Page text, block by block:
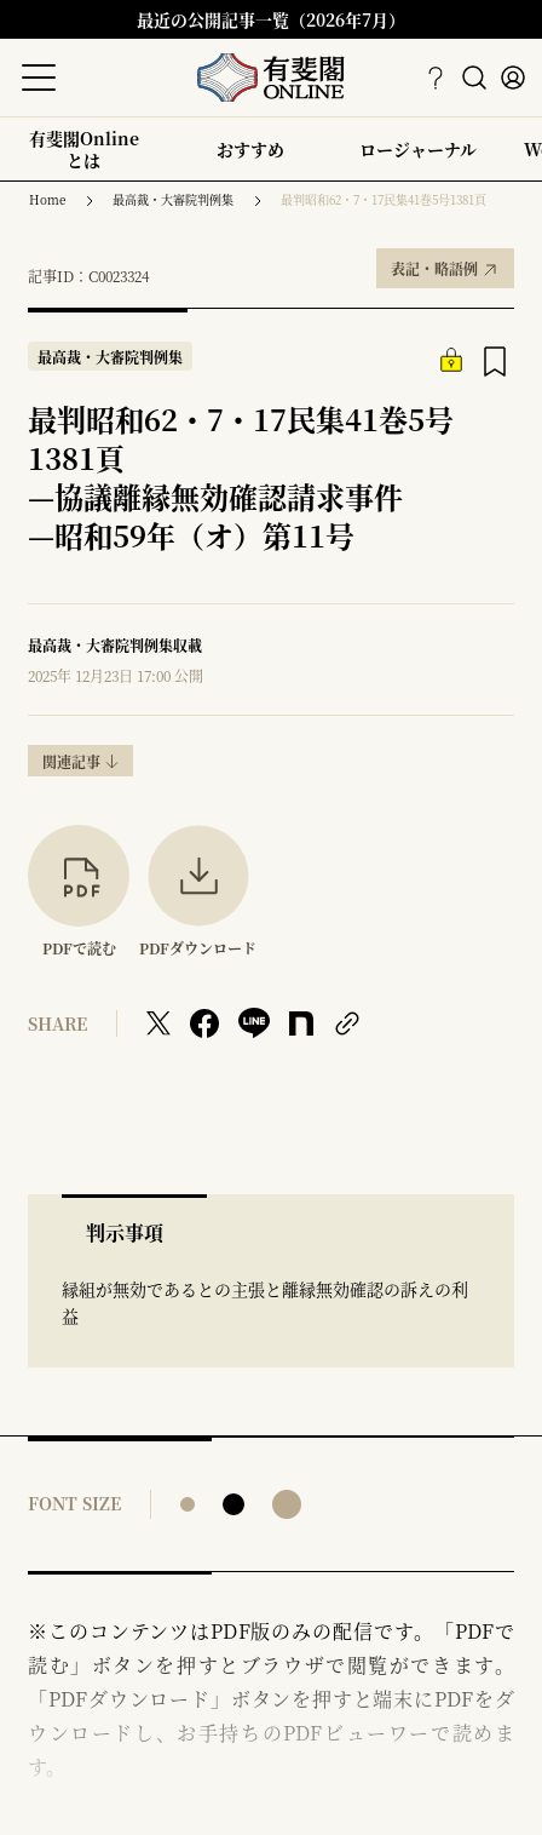
最近の公開記事一覧（2026年7月）
有斐閣Online
とは
おすすめ ロージャーナル
Home 最高裁・大審院判例集 最判昭和62・7・17民集41巻5号1381頁
記事ID：C0023324 表記・略語例
最高裁・大審院判例集
最判昭和62・7・17民集41巻5号
1381頁
—協議離縁無効確認請求事件
—昭和59年（オ）第11号
最高裁・大審院判例集収載
2025年 12月23日 17:00 公開
関連記事
PDFで読む PDFダウンロード
SHARE
判示事項
縁組が無効であるとの主張と離縁無効確認の訴えの利
益
FONT SIZE
※このコンテンツはPDF版のみの配信です。「PDFで
読む」ボタンを押すとブラウザで閲覧ができます。
「PDFダウンロード」ボタンを押すと端末にPDFをダ
ウンロードし、お手持ちのPDFビューワーで読めま
す。